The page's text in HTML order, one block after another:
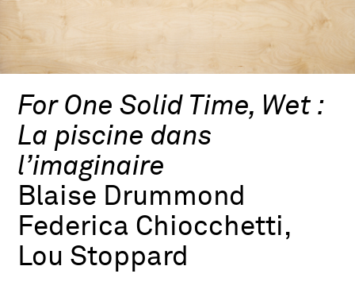
For One Solid Time, Wet :
La piscine dans
l’imaginaire
Blaise Drummond
Federica Chiocchetti,
Lou Stoppard